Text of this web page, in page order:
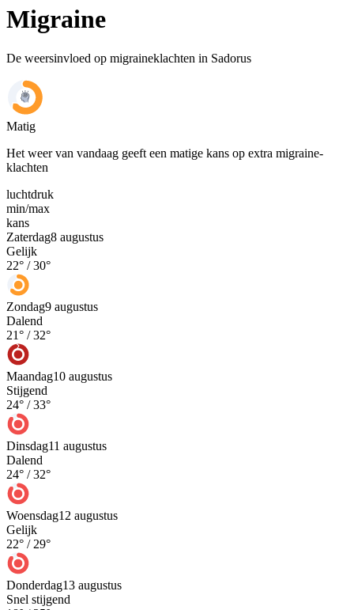
Migraine
De weersinvloed op migraineklachten in Sadorus
Matig
Het weer van vandaag geeft een matige kans op extra migraine-
klachten
luchtdruk
min/max
kans
Zaterdag8 augustus
Gelijk
22° /30°
Zondag9 augustus
Dalend
21° /32°
Maandag10 augustus
Stijgend
24° /33°
Dinsdag11 augustus
Dalend
24° /32°
Woensdag12 augustus
Gelijk
22° / 29°
Donderdag13 augustus
Snel stijgend